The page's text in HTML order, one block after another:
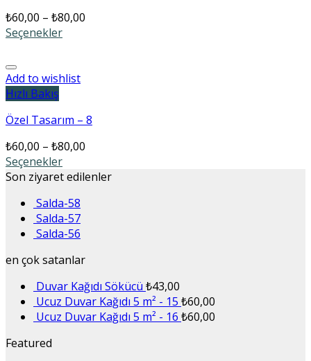
₺60,00 – ₺80,00
Seçenekler
Add to wishlist
Hızlı Bakış
Özel Tasarım – 8
₺60,00 – ₺80,00
Seçenekler
Son ziyaret edilenler
Salda-58
Salda-57
Salda-56
en çok satanlar
Duvar Kağıdı Sökücü ₺43,00
Ucuz Duvar Kağıdı 5 m² - 15 ₺60,00
Ucuz Duvar Kağıdı 5 m² - 16 ₺60,00
Featured